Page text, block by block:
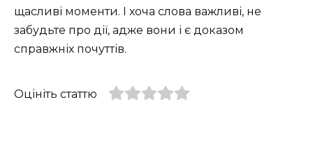
щасливі моменти. І хоча слова важливі, не
забудьте про дії, адже вони і є доказом
справжніх почуттів.
Оцініть статтю